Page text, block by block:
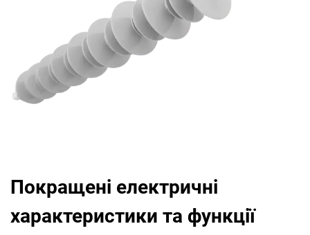
Покращені електричні
характеристики та функції